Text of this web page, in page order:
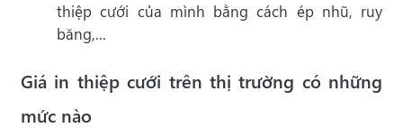
thiệp cưới của mình bằng cách ép nhũ, ruy
băng,...
Giá in thiệp cưới trên thị trường có những
mức nào